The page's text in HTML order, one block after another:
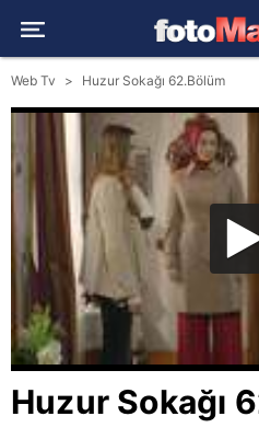
Web Tv Huzur Sokağı 62.Bölüm
Huzur Sokağı